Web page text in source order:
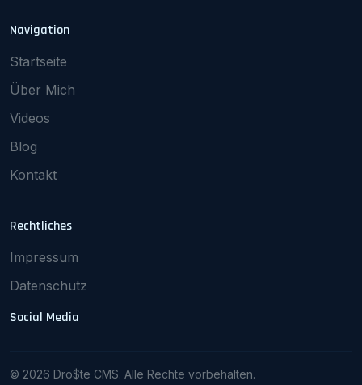
Navigation
Startseite
Über Mich
Videos
Blog
Kontakt
Rechtliches
Impressum
Datenschutz
Social Media
© 2026 Dro$te CMS. Alle Rechte vorbehalten.